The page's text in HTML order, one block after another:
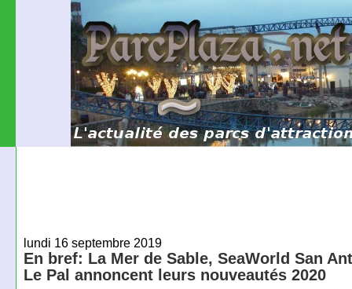
lundi 16 septembre 2019
En bref: La Mer de Sable, SeaWorld San
Le Pal annoncent leurs nouveautés 2020